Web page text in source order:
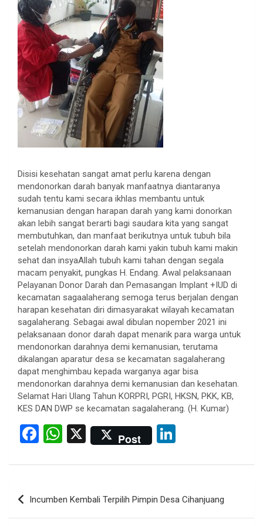
Disisi kesehatan sangat amat perlu karena dengan
mendonorkan darah banyak manfaatnya diantaranya
sudah tentu kami secara ikhlas membantu untuk
kemanusian dengan harapan darah yang kami donorkan
akan lebih sangat berarti bagi saudara kita yang sangat
membutuhkan, dan manfaat berikutnya untuk tubuh bila
setelah mendonorkan darah kami yakin tubuh kami makin
sehat dan insyaAllah tubuh kami tahan dengan segala
macam penyakit, pungkas H. Endang. Awal pelaksanaan
Pelayanan Donor Darah dan Pemasangan Implant +IUD di
kecamatan sagaalaherang semoga terus berjalan dengan
harapan kesehatan diri dimasyarakat wilayah kecamatan
sagalaherang. Sebagai awal dibulan nopember 2021 ini
pelaksanaan donor darah dapat menarik para warga untuk
mendonorkan darahnya demi kemanusian, terutama
dikalangan aparatur desa se kecamatan sagalaherang
dapat menghimbau kepada warganya agar bisa
mendonorkan darahnya demi kemanusian dan kesehatan.
Selamat Hari Ulang Tahun KORPRI, PGRI, HKSN, PKK, KB,
KES DAN DWP se kecamatan sagalaherang. (H. Kumar)
F
ce
o
W
at
s
A
X Post
ke
dI
n
Post
navigation
Incumben Kembali Terpilih Pimpin Desa Cihanjuang